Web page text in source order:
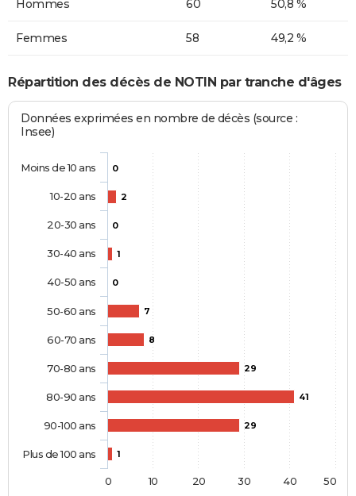
Hommes 60 50,8 %
Femmes 58 49,2 %
Répartition des décès de NOTIN par tranche d'âges
Données exprimées en nombre de décès (source :
Insee)
0
2
0
1
0
7
8
29
41
29
1
Moins de 10 ans
10-20 ans
20-30 ans
30-40 ans
40-50 ans
50-60 ans
60-70 ans
70-80 ans
80-90 ans
90-100 ans
Plus de 100 ans
0 10 20 30 40 50